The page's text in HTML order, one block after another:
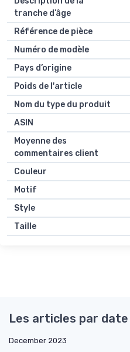
tranche d’âge
Référence de pièce
Numéro de modèle
Pays d’origine
Poids de l'article
Nom du type du produit
ASIN
Moyenne des
commentaires client
Couleur
Motif
Style
Taille
Les articles par date
December 2023